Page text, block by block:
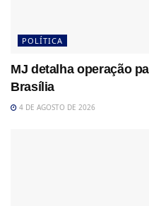
POLÍTICA
MJ detalha operação
Brasília
4 DE AGOSTO DE 2026